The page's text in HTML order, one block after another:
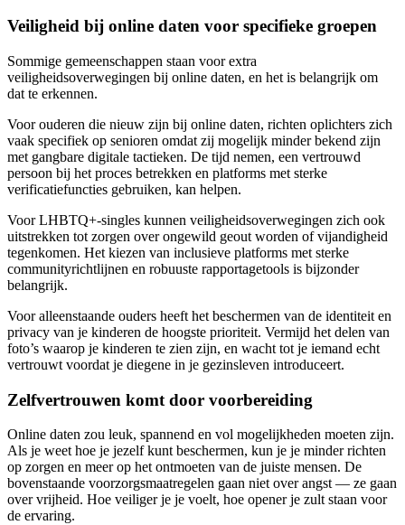
Veiligheid bij online daten voor specifieke groepen
Sommige gemeenschappen staan voor extra
veiligheidsoverwegingen bij online daten, en het is belangrijk om
dat te erkennen.
Voor ouderen die nieuw zijn bij online daten, richten oplichters zich
vaak specifiek op senioren omdat zij mogelijk minder bekend zijn
met gangbare digitale tactieken. De tijd nemen, een vertrouwd
persoon bij het proces betrekken en platforms met sterke
verificatiefuncties gebruiken, kan helpen.
Voor LHBTQ+-singles kunnen veiligheidsoverwegingen zich ook
uitstrekken tot zorgen over ongewild geout worden of vijandigheid
tegenkomen. Het kiezen van inclusieve platforms met sterke
communityrichtlijnen en robuuste rapportagetools is bijzonder
belangrijk.
Voor alleenstaande ouders heeft het beschermen van de identiteit en
privacy van je kinderen de hoogste prioriteit. Vermijd het delen van
foto’s waarop je kinderen te zien zijn, en wacht tot je iemand echt
vertrouwt voordat je diegene in je gezinsleven introduceert.
Zelfvertrouwen komt door voorbereiding
Online daten zou leuk, spannend en vol mogelijkheden moeten zijn.
Als je weet hoe je jezelf kunt beschermen, kun je je minder richten
op zorgen en meer op het ontmoeten van de juiste mensen. De
bovenstaande voorzorgsmaatregelen gaan niet over angst — ze gaan
over vrijheid. Hoe veiliger je je voelt, hoe opener je zult staan voor
de ervaring.